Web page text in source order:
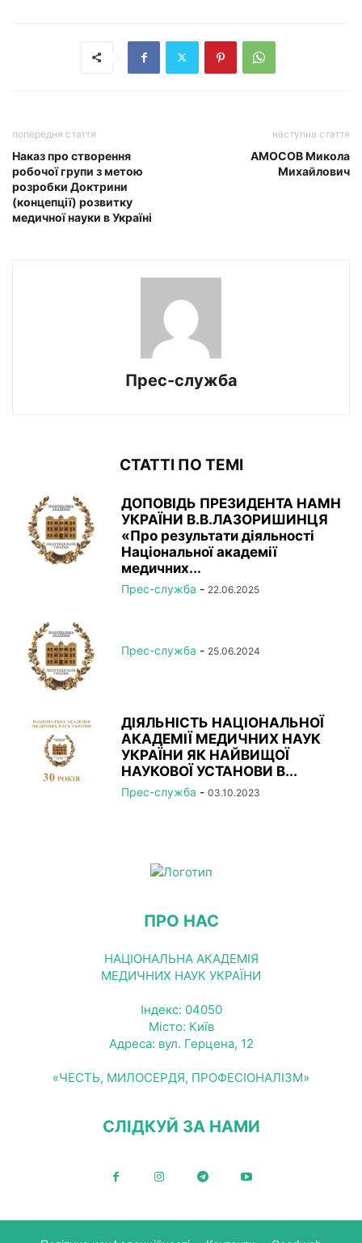
попередня стаття
Наказ про створення
робочої групи з метою
розробки Доктрини
(концепції) розвитку
медичної науки в Україні
наступна стаття
АМОСОВ Микола
Михайлович
Прес-служба
СТАТТІ ПО ТЕМІ
ДОПОВІДЬ ПРЕЗИДЕНТА НАМН
УКРАЇНИ В.В.ЛАЗОРИШИНЦЯ
«Про результати діяльності
Національної академії
медичних...
Прес-служба - 22.06.2025
Прес-служба - 25.06.2024
ДІЯЛЬНІСТЬ НАЦІОНАЛЬНОЇ
АКАДЕМІЇ МЕДИЧНИХ НАУК
УКРАЇНИ ЯК НАЙВИЩОЇ
НАУКОВОЇ УСТАНОВИ В...
Прес-служба - 03.10.2023
ПРО НАС
НАЦІОНАЛЬНА АКАДЕМІЯ
МЕДИЧНИХ НАУК УКРАЇНИ
Індекс: 04050
Місто: Київ
Адреса: вул. Герцена, 12
«ЧЕСТЬ, МИЛОСЕРДЯ, ПРОФЕСІОНАЛІЗМ»
СЛІДКУЙ ЗА НАМИ